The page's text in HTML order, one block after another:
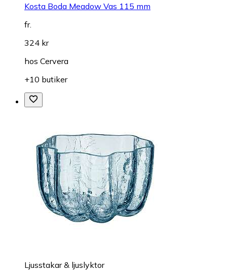
Kosta Boda Meadow Vas 115 mm
fr.
324 kr
hos Cervera
+10 butiker
Ljusstakar & ljuslyktor